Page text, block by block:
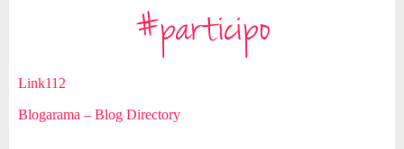
#participo
Link112
Blogarama – Blog Directory